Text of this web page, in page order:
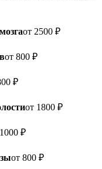
от 2500 ₽
от 800 ₽
₽
от 1800 ₽
1000 ₽
от 800 ₽